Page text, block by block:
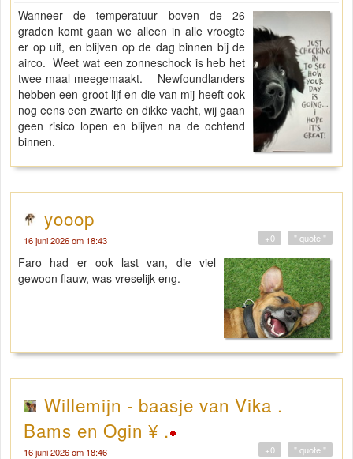
Wanneer de temperatuur boven de 26
graden komt gaan we alleen in alle vroegte
er op uit, en blijven op de dag binnen bij de
airco. Weet wat een zonneschock is heb het
twee maal meegemaakt. Newfoundlanders
hebben een groot lijf en die van mij heeft ook
nog eens een zwarte en dikke vacht, wij gaan
geen risico lopen en blijven na de ochtend
binnen.
yooop
16 juni 2026 om 18:43 " quote "
+0
Faro had er ook last van, die viel
gewoon flauw, was vreselijk eng.
Willemijn - baasje van Vika .
Bams en Ogin ¥ .
16 juni 2026 om 18:46 " quote "
+0